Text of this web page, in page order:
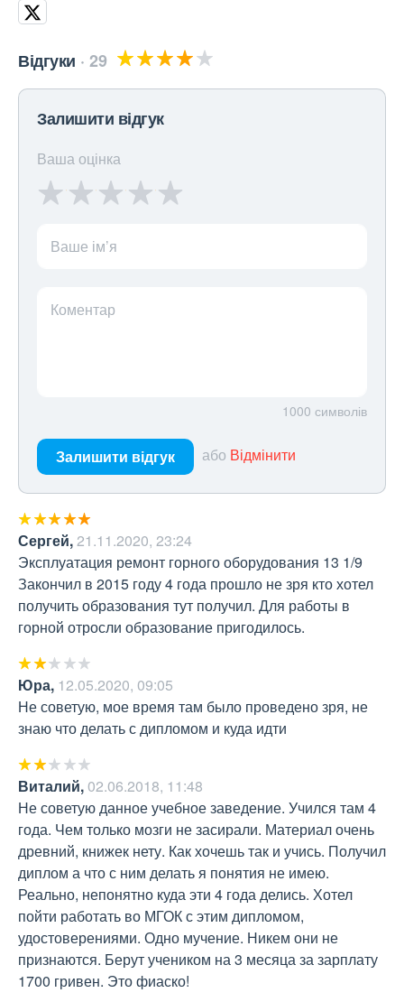
Відгуки 29
Залишити відгук
Ваша оцінка
Ваше ім’я
Коментар
1000 символів
Залишити відгук або Відмінити
Сергей,21.11.2020, 23:24
Эксплуатация ремонт горного оборудования 13 1/9
Закончил в 2015 году 4 года прошло не зря кто хотел
получить образования тут получил. Для работы в
горной отросли образование пригодилось.
Юра, 12.05.2020, 09:05
Не советую, мое время там было проведено зря, не
знаю что делать с дипломом и куда идти
Виталий,02.06.2018, 11:48
Не советую данное учебное заведение. Учился там 4
года. Чем только мозги не засирали. Материал очень
древний, книжек нету. Как хочешь так и учись. Получил
диплом а что с ним делать я понятия не имею.
Реально, непонятно куда эти 4 года делись. Хотел
пойти работать во МГОК с этим дипломом,
удостоверениями. Одно мучение. Никем они не
признаются. Берут учеником на 3 месяца за зарплату
1700 гривен. Это фиаско!